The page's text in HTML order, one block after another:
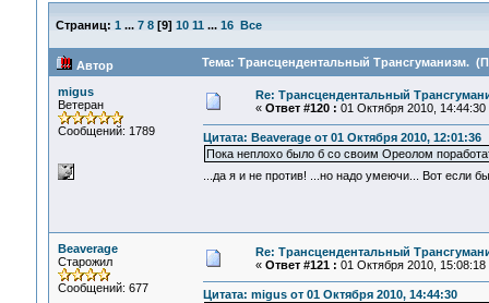
Страниц: 1 ... 7 8[9] 10 11 ... 16 Все
Автор Тема: Трансцендентальный Трансгуманизм.
migus
Ветеран
Сообщений: 1789
Re: Трансцендентальный
« Ответ #120 : 01 Октября 2010, 14:44:30
Цитата: Beaverage от 01 Октября 2010, 12:01:36
Пока неплохо было б со своим Ореолом
...да я и не против! ...но надо умеючи... Вот если
Beaverage
Старожил
Сообщений: 677
Re: Трансцендентальный
« Ответ #121 : 01 Октября 2010, 15:08:18
Цитата: migus от 01 Октября 2010, 14:44:30